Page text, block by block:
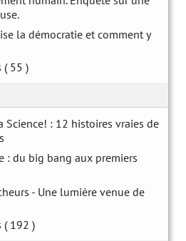
la démocratie et comment y
( 55 )
Science! : 12 histoires vraies de
: du big bang aux premiers
- Une lumière venue de
( 192 )